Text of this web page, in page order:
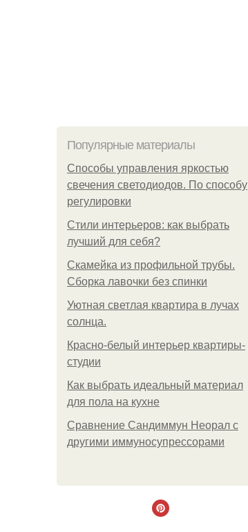
Популярные материалы
Способы управления яркостью
свечения светодиодов. По способу
регулировки
Стили интерьеров: как выбрать
лучший для себя?
Скамейка из профильной трубы.
Сборка лавочки без спинки
Уютная светлая квартира в лучах
солнца.
Красно-белый интерьер квартиры-
студии
Как выбрать идеальный материал
для пола на кухне
Сравнение Сандиммун Неорал с
другими иммуносупрессорами